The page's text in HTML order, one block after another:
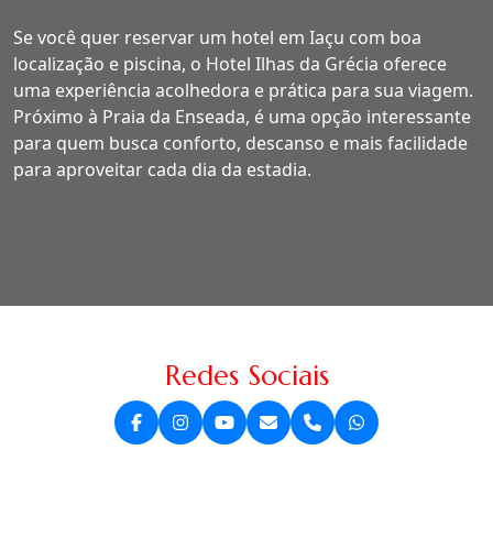
Se você quer reservar um hotel em Iaçu com boa
localização e piscina, o Hotel Ilhas da Grécia oferece
uma experiência acolhedora e prática para sua viagem.
Próximo à Praia da Enseada, é uma opção interessante
para quem busca conforto, descanso e mais facilidade
para aproveitar cada dia da estadia.
Redes Sociais